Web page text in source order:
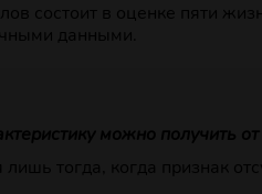
состоит в оценке пяти
данными.
можно получить
лишь тогда, когда признак